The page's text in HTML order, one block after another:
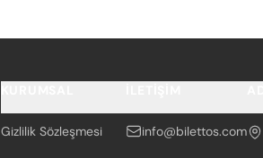
Gizlilik Sözleşmesi info@bilettos.com